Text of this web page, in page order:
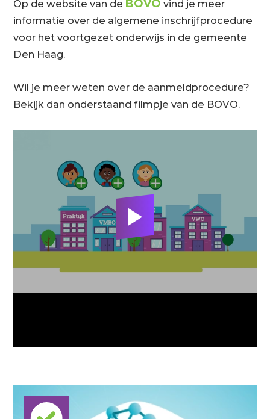
Op de website van de BOVO vind je meer
informatie over de algemene inschrijfprocedure
voor het voortgezet onderwijs in de gemeente
Den Haag.
Wil je meer weten over de aanmeldprocedure?
Bekijk dan onderstaand filmpje van de BOVO.